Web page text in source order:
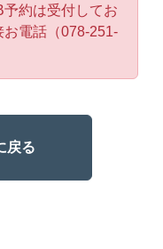
約は受付してお
お電話（078-251-
戻る